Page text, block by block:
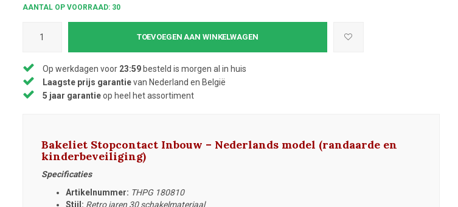
AANTAL OP VOORRAAD: 30
TOEVOEGEN AAN WINKELWAGEN
Op werkdagen voor 23:59besteld is morgen al in huis
Laagste prijs garantievan Nederland en België
5 jaar garantieop heel het assortiment
Bakeliet Stopcontact Inbouw – Nederlands model (randaarde en
kinderbeveiliging)
Specificaties
Artikelnummer: THPG 180810
Stijl: Retro jaren 30 schakelmateriaal